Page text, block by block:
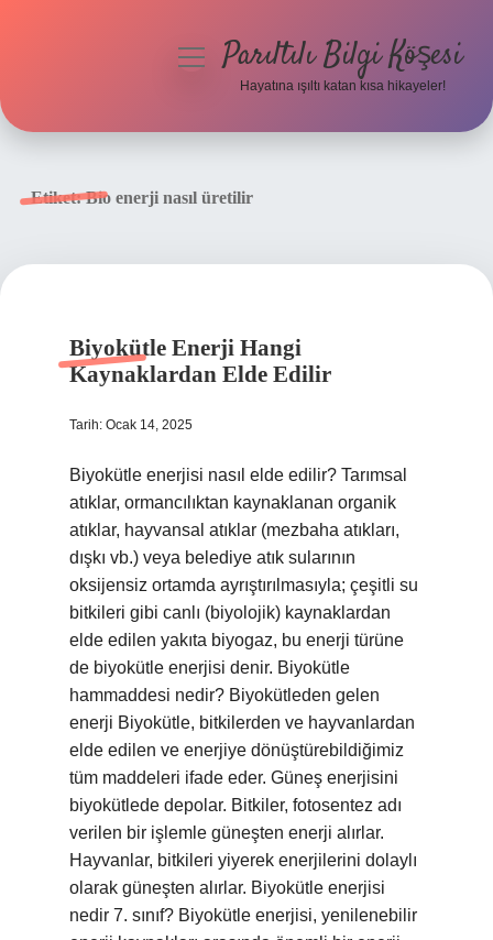
menüyüParıltılı Bilgi Köşesi
Hayatına ışıltı katan kısa hikayeler!
Etiket:Bio enerji nasıl üretilir
Biyokütle Enerji Hangi
Kaynaklardan Elde Edilir
Tarih: Ocak 14, 2025
Biyokütle enerjisi nasıl elde edilir? Tarımsal
atıklar, ormancılıktan kaynaklanan organik
atıklar, hayvansal atıklar (mezbaha atıkları,
dışkı vb.) veya belediye atık sularının
oksijensiz ortamda ayrıştırılmasıyla; çeşitli su
bitkileri gibi canlı (biyolojik) kaynaklardan
elde edilen yakıta biyogaz, bu enerji türüne
de biyokütle enerjisi denir. Biyokütle
hammaddesi nedir? Biyokütleden gelen
enerji Biyokütle, bitkilerden ve hayvanlardan
elde edilen ve enerjiye dönüştürebildiğimiz
tüm maddeleri ifade eder. Güneş enerjisini
biyokütlede depolar. Bitkiler, fotosentez adı
verilen bir işlemle güneşten enerji alırlar.
Hayvanlar, bitkileri yiyerek enerjilerini dolaylı
olarak güneşten alırlar. Biyokütle enerjisi
nedir 7. sınıf? Biyokütle enerjisi, yenilenebilir